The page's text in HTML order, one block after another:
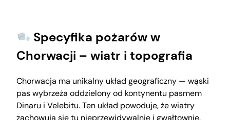
Specyfika pożarów w
Chorwacji – wiatr i topografia
Chorwacja ma unikalny układ geograficzny — wąski
pas wybrzeża oddzielony od kontynentu pasmem
Dinaru i Velebitu. Ten układ powoduje, że wiatry